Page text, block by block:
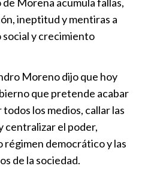
ineptitud y mentiras a
y crecimiento
Moreno dijo que hoy
que pretende acabar
los medios, callar las
centralizar el poder,
régimen democrático y las
de la sociedad.